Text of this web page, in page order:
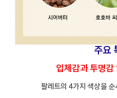
주요
입체감과 투명감
팔레트의 4가지 색상을